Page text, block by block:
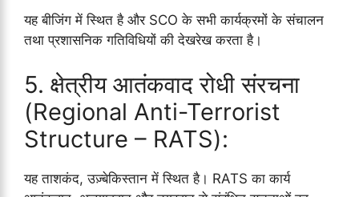
यह बीजिंग में स्थित है और SCO के सभी कार्यक्रमों के संचालन
तथा प्रशासनिक गतिविधियों की देखरेख करता है।
5. क्षेत्रीय आतंकवाद रोधी संरचना
(Regional Anti-Terrorist
Structure – RATS):
यह ताशकंद, उज़्बेकिस्तान में स्थित है। RATS का कार्य